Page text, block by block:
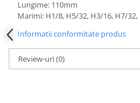
Pistoale aer cald
Pistoale de lipit
Pistoale electrice de impact
Polizoare unghiulare
Rindele
Lungime: 110mm
Marimi: H1/8, H5/32, H3/16, H7/
Informatii conformitate produs
Review-uri(0)